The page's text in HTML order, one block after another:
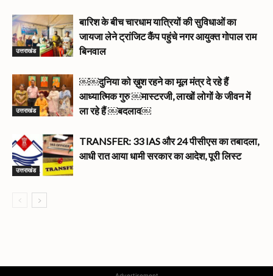
उत्तराखंड
बारिश के बीच चारधाम यात्रियों की सुविधाओं का
जायजा लेने ट्रांजिट कैंप पहुंचे नगर आयुक्त गोपाल राम
बिनवाल
उत्तराखंड
￼￼दुनिया को ख़ुश रहने का मूल मंत्र दे रहे हैं
आध्यात्मिक गुरु ￼मास्टरजी, लाखों लोगों के जीवन में
ला रहे हैं ￼बदलाव￼
उत्तराखंड
TRANSFER: 33 IAS और 24 पीसीएस का तबादला,
आधी रात आया धामी सरकार का आदेश, पूरी लिस्ट